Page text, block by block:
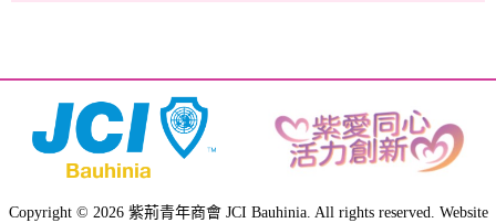
Copyright © 2026 紫荊青年商會 JCI Bauhinia. All rights reserved. Website